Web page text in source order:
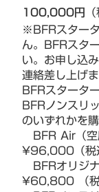
100,000円
※BFRスター
ん。BFRスタ
い。お申し込
連絡差し上げま
BFRスタータ
BFRノンスリ
のいずれかを
BFR Air（空
¥96,000（税
BFRオリジ
¥60,800 （